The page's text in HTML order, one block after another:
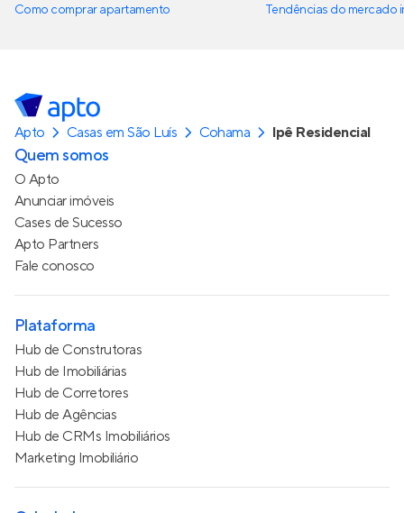
Como comprar apartamento
Tendências do mercado
Apto Casas em São Luís Cohama Ipê Residencial
Quem somos
O Apto
Anunciar imóveis
Cases de Sucesso
Apto Partners
Fale conosco
Plataforma
Hub de Construtoras
Hub de Imobiliárias
Hub de Corretores
Hub de Agências
Hub de CRMs Imobiliários
Marketing Imobiliário